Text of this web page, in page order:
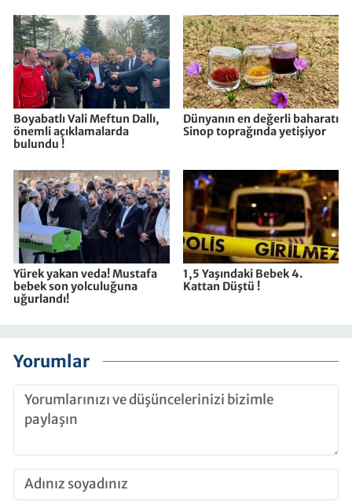
Boyabatlı Vali Meftun Dallı,
önemli açıklamalarda
bulundu !
Dünyanın en değerli baharatı
Sinop toprağında yetişiyor
Yürek yakan veda! Mustafa
bebek son yolculuğuna
uğurlandı!
1,5 Yaşındaki Bebek 4.
Kattan Düştü !
Yorumlar